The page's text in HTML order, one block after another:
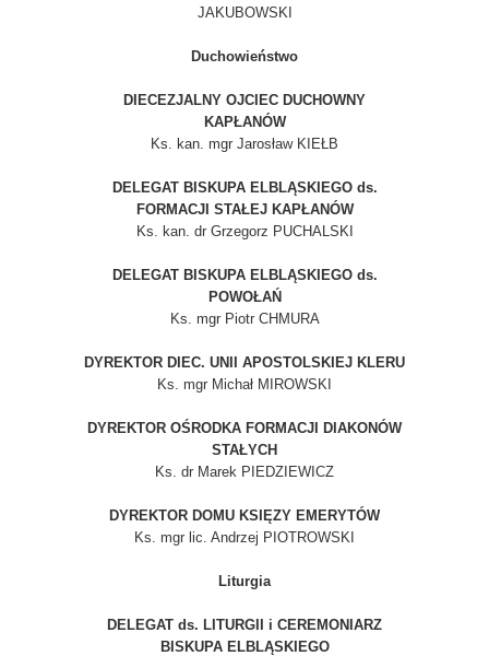
JAKUBOWSKI
Duchowieństwo
DIECEZJALNY OJCIEC DUCHOWNY
KAPŁANÓW
Ks. kan. mgr Jarosław KIEŁB
DELEGAT BISKUPA ELBLĄSKIEGO ds.
FORMACJI STAŁEJ KAPŁANÓW
Ks. kan. dr Grzegorz PUCHALSKI
DELEGAT BISKUPA ELBLĄSKIEGO ds.
POWOŁAŃ
Ks. mgr Piotr CHMURA
DYREKTOR DIEC. UNII APOSTOLSKIEJ KLERU
Ks. mgr Michał MIROWSKI
DYREKTOR OŚRODKA FORMACJI DIAKONÓW
STAŁYCH
Ks. dr Marek PIEDZIEWICZ
DYREKTOR DOMU KSIĘZY EMERYTÓW
Ks. mgr lic. Andrzej PIOTROWSKI
Liturgia
DELEGAT ds. LITURGII i CEREMONIARZ
BISKUPA ELBLĄSKIEGO